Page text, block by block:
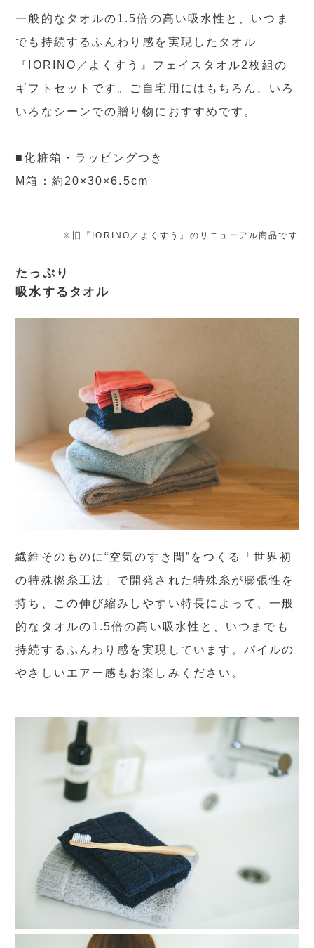
一般的なタオルの1.5倍の高い吸水性と、いつま
でも持続するふんわり感を実現したタオル
『IORINO／よくすう』フェイスタオル2枚組の
ギフトセットです。ご自宅用にはもちろん、いろ
いろなシーンでの贈り物におすすめです。
■化粧箱・ラッピングつき
M箱：約20×30×6.5cm
※旧『IORINO／よくすう』のリニューアル商品です
たっぷり
吸水するタオル
繊維そのものに“空気のすき間”をつくる「世界初
の特殊撚糸工法」で開発された特殊糸が膨張性を
持ち、この伸び縮みしやすい特長によって、一般
的なタオルの1.5倍の高い吸水性と、いつまでも
持続するふんわり感を実現しています。パイルの
やさしいエアー感もお楽しみください。